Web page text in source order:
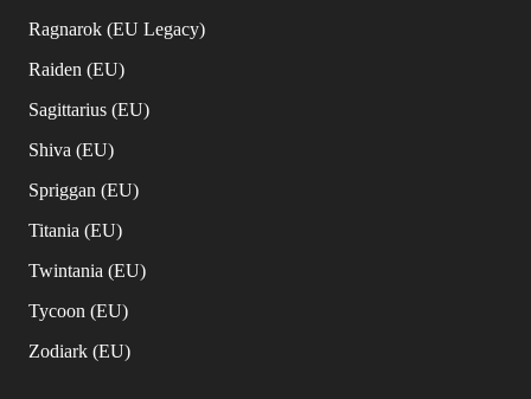
Ragnarok (EU Legacy)
Raiden (EU)
Sagittarius (EU)
Shiva (EU)
Spriggan (EU)
Titania (EU)
Twintania (EU)
Tycoon (EU)
Zodiark (EU)